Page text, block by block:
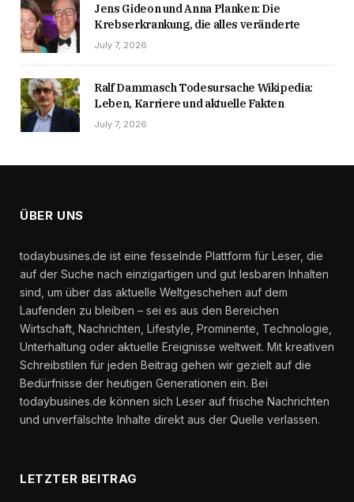
Jens Gideon und Anna Planken: Die
Krebserkrankung, die alles veränderte
July 7, 2026
Ralf Dammasch Todesursache Wikipedia:
Leben, Karriere und aktuelle Fakten
July 7, 2026
ÜBER UNS
todaybusines.de ist eine fesselnde Plattform für Leser, die
auf der Suche nach einzigartigen und gut lesbaren Inhalten
sind, um über das aktuelle Weltgeschehen auf dem
Laufenden zu bleiben – sei es aus den Bereichen
Wirtschaft, Nachrichten, Lifestyle, Prominente, Technologie,
Unterhaltung oder aktuelle Ereignisse weltweit. Mit kreativen
Schreibstilen für jeden Beitrag gehen wir gezielt auf die
Bedürfnisse der heutigen Generationen ein. Bei
todaybusines.de können sich Leser auf frische Nachrichten
und unverfälschte Inhalte direkt aus der Quelle verlassen.
LETZTER BEITRAG